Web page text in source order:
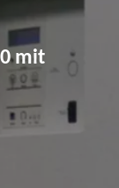
mit